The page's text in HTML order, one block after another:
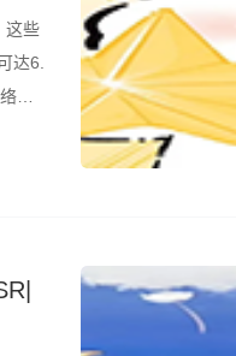
这些
达6.
高